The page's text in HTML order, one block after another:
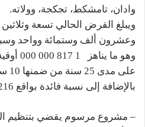
وادان، تامشكط، تجكجة، وولاته.
ويبلغ القرض الحالي تسعة وثلاثين
وهو
بالإضافة إلى نسبة فائدة بواقع 0,216% سنويا.
– مشروع مرسوم يقضي بتنظيم